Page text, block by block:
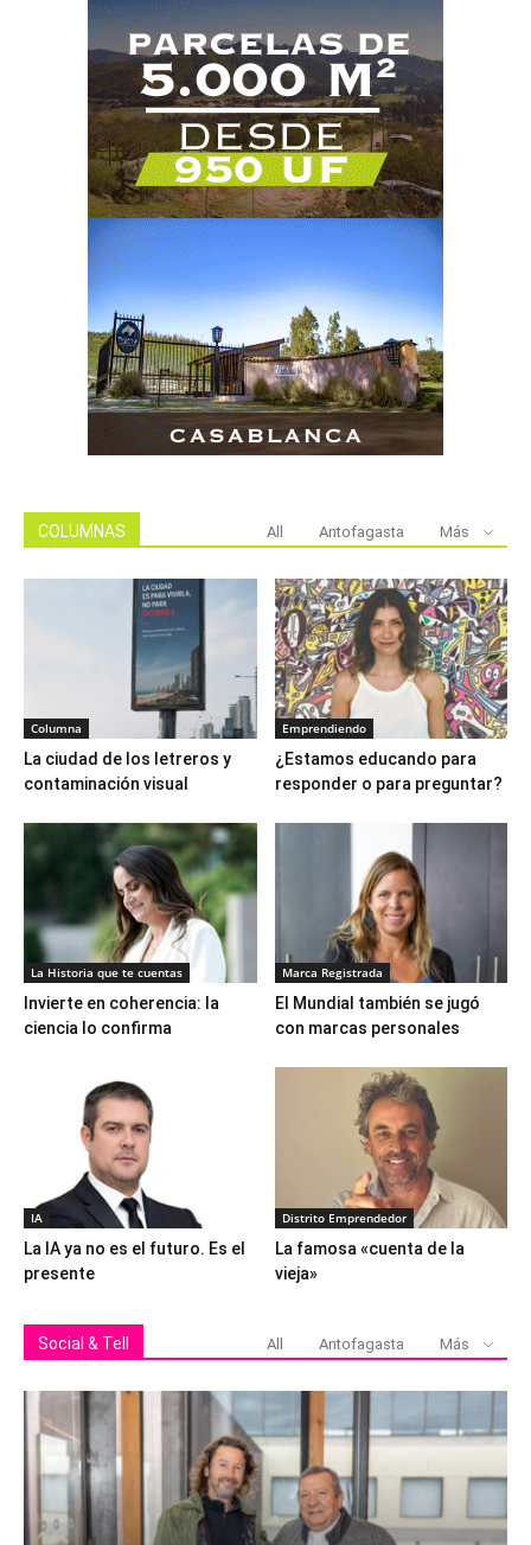
COLUMNAS All Antofagasta Más
Columna
La ciudad de los letreros y
contaminación visual
Emprendiendo
¿Estamos educando para
responder o para preguntar?
La Historia que te cuentas
Invierte en coherencia: la
ciencia lo confirma
Marca Registrada
El Mundial también se jugó
con marcas personales
IA
La IA ya no es el futuro. Es el
presente
Distrito Emprendedor
La famosa «cuenta de la
vieja»
Social & Tell All Antofagasta Más